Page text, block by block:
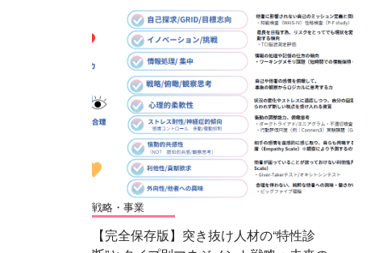
戦略・事業
【完全保存版】突き抜け人材の“特性診